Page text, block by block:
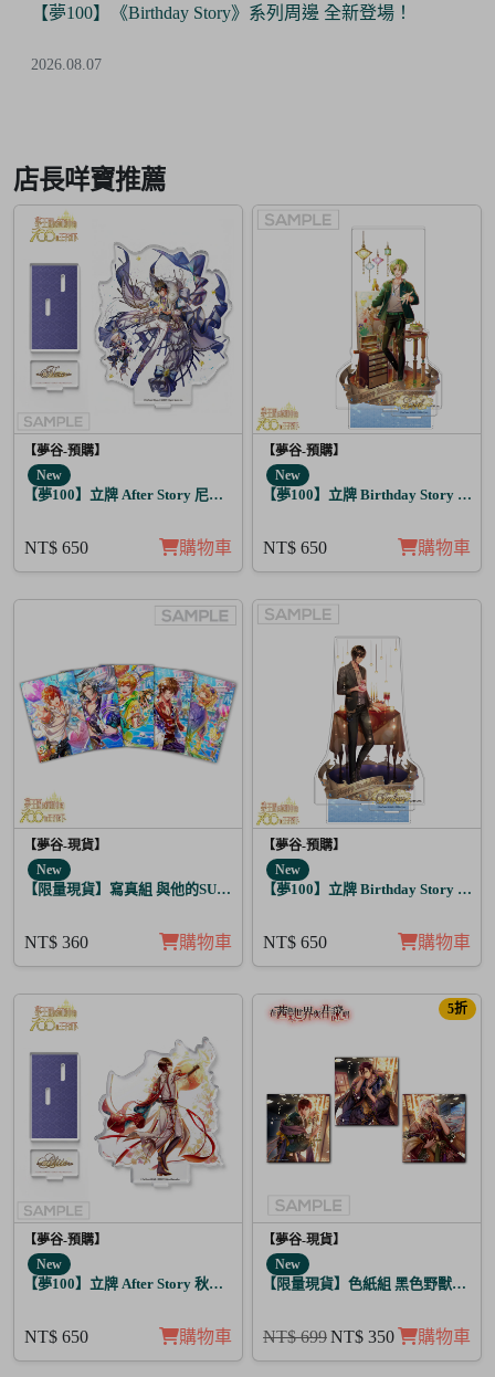
【夢100】《Birthday Story》系列周邊 全新登場！
2026.08.07
6
店長咩寶推薦
【夢谷-預購】
New
【夢100】立牌 After Story 尼洛 日覺
NT$ 650 購物車
【夢谷-預購】
New
【夢100】立牌 Birthday Story 利德
NT$ 650 購物車
【夢谷-現貨】
New
【限量現貨】寫真組 與他的SUGAR&BITTER 太陽覺醒 5入
NT$ 360 購物車
【夢谷-預購】
New
【夢100】立牌 Birthday Story 尤里
NT$ 650 購物車
【夢谷-預購】
New
【夢100】立牌 After Story 秋人 日覺
NT$ 650 購物車
5折
【夢谷-現貨】
New
【限量現貨】色紙組 黑色野獸的咆
NT$ 699NT$ 350 購物車